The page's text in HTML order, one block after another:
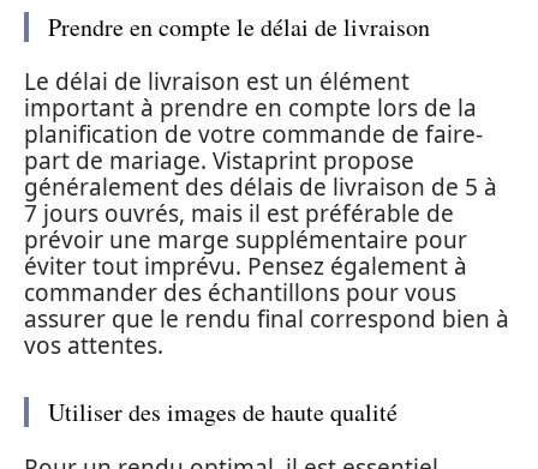
Prendre en compte le délai de livraison
Le délai de livraison est un élément
important à prendre en compte lors de la
planification de votre commande de faire-
part de mariage. Vistaprint propose
généralement des délais de livraison de 5 à
7 jours ouvrés, mais il est préférable de
prévoir une marge supplémentaire pour
éviter tout imprévu. Pensez également à
commander des échantillons pour vous
assurer que le rendu final correspond bien à
vos attentes.
Utiliser des images de haute qualité